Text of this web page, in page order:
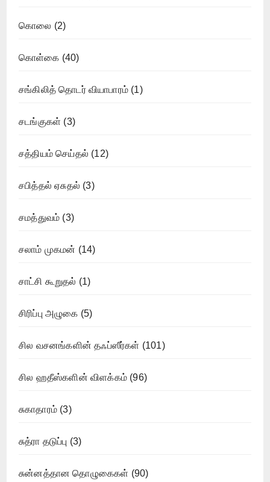
கொலை (2)
கொள்கை (40)
சங்கிலித் தொடர் வியாபாரம் (1)
சடங்குகள் (3)
சத்தியம் செய்தல் (12)
சபித்தல் ஏசுதல் (3)
சமத்துவம் (3)
சலாம் முகமன் (14)
சாட்சி கூறுதல் (1)
சிரிப்பு அழுகை (5)
சில வசனங்களின் தஃப்ஸீர்கள் (101)
சில ஹதீஸ்களின் விளக்கம் (96)
சுகாதாரம் (3)
சுத்ரா தடுப்பு (3)
சுன்னத்தான தொழுகைகள் (90)